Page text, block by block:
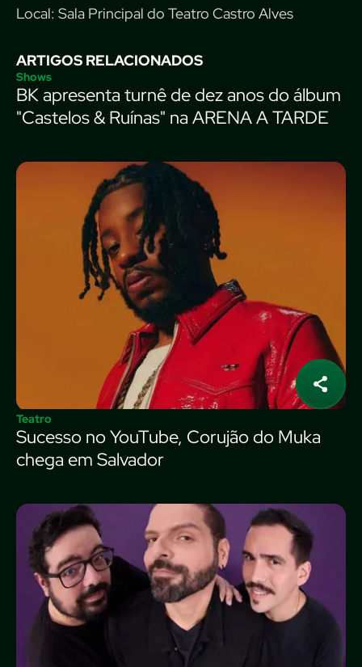
Local: Sala Principal do Teatro Castro Alves
ARTIGOS RELACIONADOS
Shows
BK apresenta turnê de dez anos do álbum
"Castelos & Ruínas" na ARENA A TARDE
Teatro
Sucesso no YouTube, Corujão do Muka
chega em Salvador